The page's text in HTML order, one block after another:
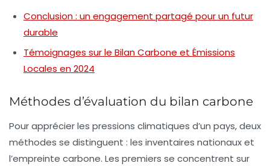
Conclusion : un engagement partagé pour un futur
durable
Témoignages sur le Bilan Carbone et Émissions
Locales en 2024
Méthodes d’évaluation du bilan carbone
Pour apprécier les pressions climatiques d’un pays, deux
méthodes se distinguent : les inventaires nationauxet
l’empreinte carbone. Les premiers se concentrent sur